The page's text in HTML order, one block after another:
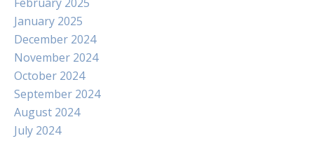
January 2025
December 2024
November 2024
October 2024
September 2024
August 2024
July 2024